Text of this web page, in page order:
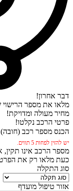
דבר אחרון!
מלאו את מספר
מחיר מעולה ומדויקת!
פרטי הרכב נקלטו!
הכנס מספר רכב (חובה)
יש להזין לפחות 5 תווים.
מספר הרכב אינו תקין,
כעת מלאו רק את
סוג התקלה
אזור טיפול מועדף